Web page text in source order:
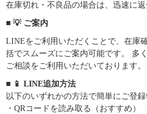
在庫切れ・不良品の場合は、迅速に返
■ 💡 ご案内
LINEをご利用いただくことで、在庫
括でスムーズにご案内可能です。 多
ご相談をご利用いただいております。
■ 📱 LINE追加方法
以下のいずれかの方法で簡単にご登録
・QRコードを読み取る（おすすめ）